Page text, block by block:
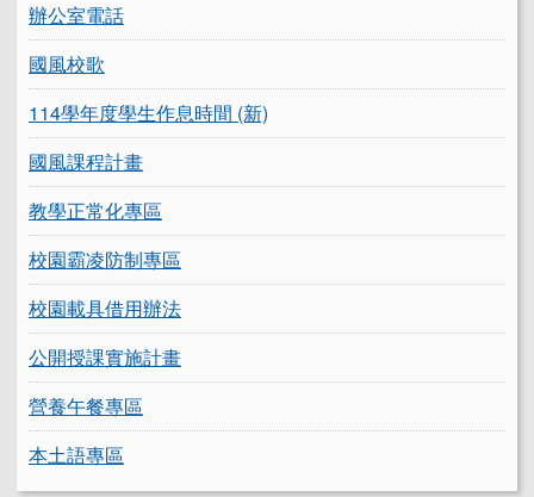
辦公室電話
國風校歌
114學年度學生作息時間 (新)
國風課程計畫
教學正常化專區
校園霸凌防制專區
校園載具借用辦法
公開授課實施計畫
營養午餐專區
本土語專區